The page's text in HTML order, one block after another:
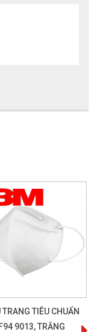
khẩu trang. Điều
tay vào bề mặt khẩu
phẩm dùng một lần,
TRANG TIÊU CHUẨN
9013, TRẮNG